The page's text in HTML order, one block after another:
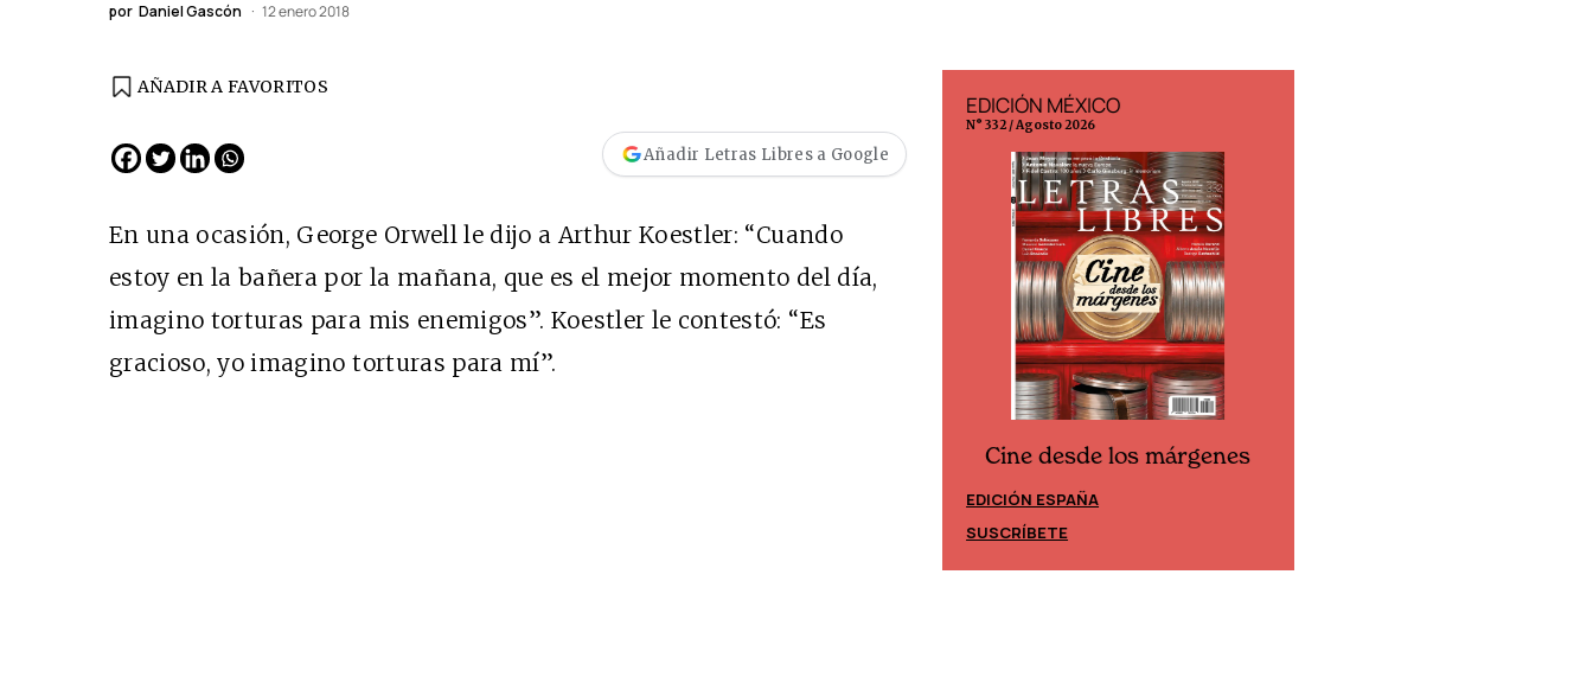
por Daniel Gascón 12 enero 2018
AÑADIR A FAVORITOS
Añadir Letras Libres a Google
En una ocasión, George Orwell le dijo a Arthur Koestler: “Cuando
estoy en la bañera por la mañana, que es el mejor momento del día,
imagino torturas para mis enemigos”. Koestler le contestó: “Es
gracioso, yo imagino torturas para mí”.
EDICIÓN MÉXICO
N° 332 / Agosto 2026
Cine desde los márgenes
EDICIÓN ESPAÑA
SUSCRÍBETE